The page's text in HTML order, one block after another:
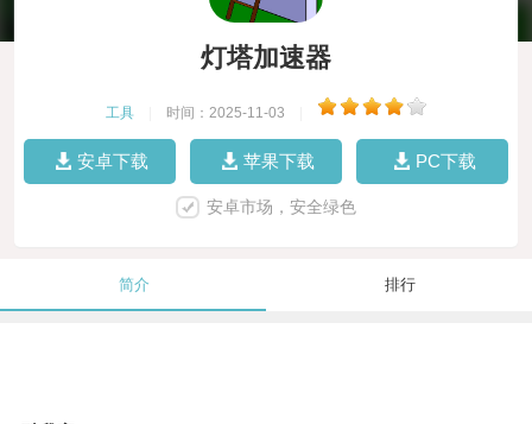
灯塔加速器
工具 时间：2025-11-03
安卓下载 苹果下载 PC下载
安卓市场，安全绿色
简介 排行